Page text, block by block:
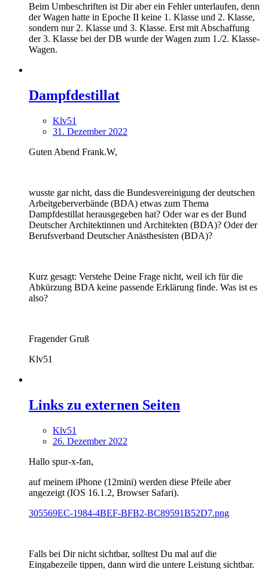
Beim Umbeschriften ist Dir aber ein Fehler unterlaufen, denn
der Wagen hatte in Epoche II keine 1. Klasse und 2. Klasse,
sondern nur 2. Klasse und 3. Klasse. Erst mit Abschaffung
der 3. Klasse bei der DB wurde der Wagen zum 1./2. Klasse-
Wagen.
Dampfdestillat
Klv51
31. Dezember 2022
Guten Abend Frank.W,
wusste gar nicht, dass die Bundesvereinigung der deutschen
Arbeitgeberverbände (BDA) etwas zum Thema
Dampfdestillat herausgegeben hat? Oder war es der Bund
Deutscher Architektinnen und Architekten (BDA)? Oder der
Berufsverband Deutscher Anästhesisten (BDA)?
Kurz gesagt: Verstehe Deine Frage nicht, weil ich für die
Abkürzung BDA keine passende Erklärung finde. Was ist es
also?
Fragender Gruß
Klv51
Links zu externen Seiten
Klv51
26. Dezember 2022
Hallo spur-x-fan,
auf meinem iPhone (12mini) werden diese Pfeile aber
angezeigt (IOS 16.1.2, Browser Safari).
305569EC-1984-4BEF-BFB2-BC89591B52D7.png
Falls bei Dir nicht sichtbar, solltest Du mal auf die
Eingabezeile tippen, dann wird die untere Leistung sichtbar.